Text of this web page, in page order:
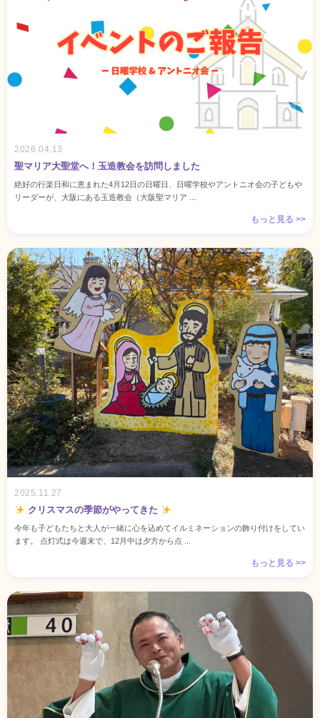
2026.04.13
聖マリア大聖堂へ！玉造教会を訪問しました
絶好の行楽日和に恵まれた4月12日の日曜日、日曜学校やアントニオ会の子どもや
リーダーが、大阪にある玉造教会（大阪聖マリア ...
もっと見る >>
2025.11.27
クリスマスの季節がやってきた
今年も子どもたちと大人が一緒に心を込めてイルミネーションの飾り付けをしてい
ます。 点灯式は今週末で、12月中は夕方から点 ...
もっと見る >>